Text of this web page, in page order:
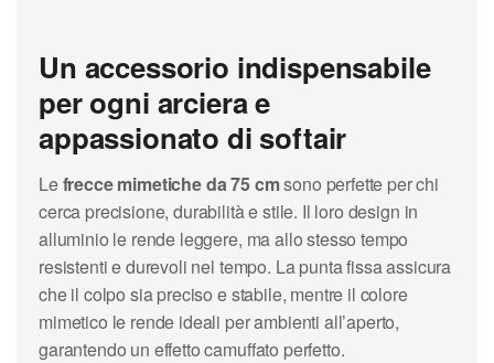
Un accessorio indispensabile
per ogni arciera e
appassionato di softair
Lefrecce mimetiche da 75 cmsono perfette per chi
cerca precisione, durabilità e stile. Il loro design in
alluminio le rende leggere, ma allo stesso tempo
resistenti e durevoli nel tempo. La punta fissa assicura
che il colpo sia preciso e stabile, mentre il colore
mimetico le rende ideali per ambienti all’aperto,
garantendo un effetto camuffato perfetto.